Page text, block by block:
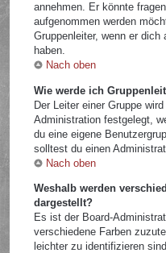
annehmen. Er könnte
aufgenommen werden
Gruppenleiter, wenn er dich
haben.
Nach oben
Wie werde ich
Der Leiter einer Gruppe
Administration festgelegt,
du eine eigene
solltest du einen
Nach oben
Weshalb werden
dargestellt?
Es ist der Board-
verschiedene Farben
leichter zu identifizieren sind.